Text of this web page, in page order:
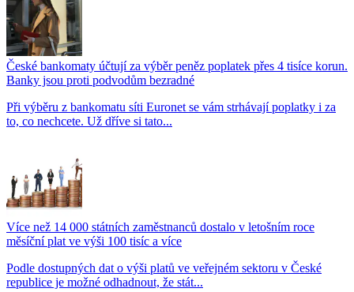
České bankomaty účtují za výběr peněz poplatek přes 4 tisíce korun.
Banky jsou proti podvodům bezradné
Při výběru z bankomatu síti Euronet se vám strhávají poplatky i za
to, co nechcete. Už dříve si tato...
Více než 14 000 státních zaměstnanců dostalo v letošním roce
měsíční plat ve výši 100 tisíc a více
Podle dostupných dat o výši platů ve veřejném sektoru v České
republice je možné odhadnout, že stát...